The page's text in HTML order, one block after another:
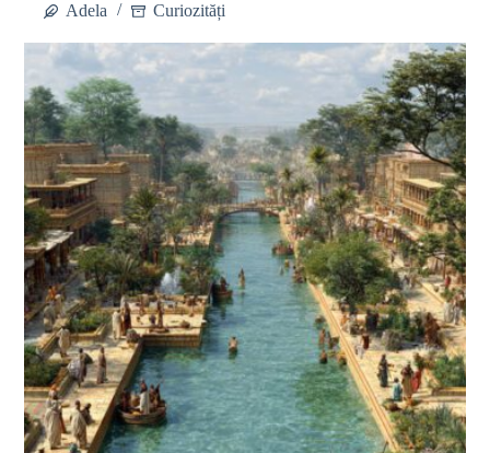
Adela Curiozități